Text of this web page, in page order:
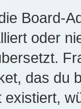
Board-
oder
das du
existiert,